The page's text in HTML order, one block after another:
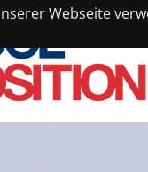
Webseite